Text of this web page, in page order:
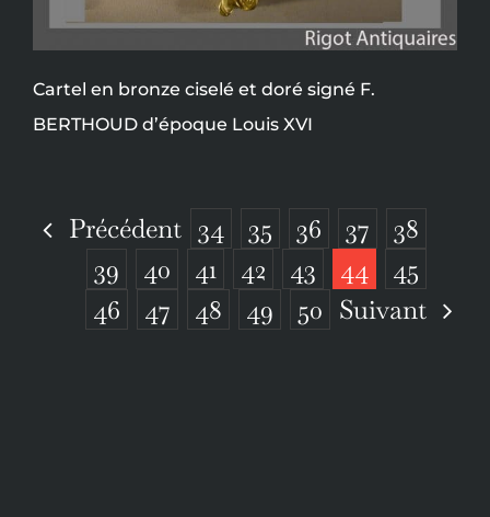
Cartel en bronze ciselé et doré signé F.
BERTHOUD d’époque Louis XVI
Précédent 34 35 36 37
38
39
40 41 42 43 44
45
46
47 48 49 50 Suivant